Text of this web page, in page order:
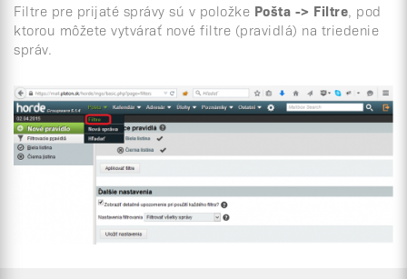
Filtre pre prijaté správy sú v položke Pošta -> Filtre, pod
ktorou môžete vytvárať nové filtre (pravidlá) na triedenie
správ.